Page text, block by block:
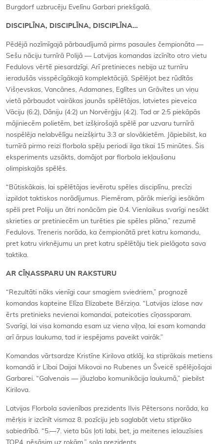
Burgdorf uzbrucēju Evelīnu Garbari priekšgalā.
DISCIPLĪNA, DISCIPLĪNA, DISCIPLĪNA…
Pēdējā nozīmīgajā pārbaudījumā pirms pasaules čempionāta —
Sešu nāciju turnīrā Polijā — Latvijas komandas izcīnīto otro vietu
Fedulovs vērtē piesardzīgi. Arī pretinieces nebija uz turnīru
ieradušās visspēcīgākajā komplektācijā. Spēlējot bez rūdītās
Višņevskas, Vancānes, Adamanes, Eglītes un Grāvītes un viņu
vietā pārbaudot vairākas jaunās spēlētājas, latvietes pieveica
Vāciju (6:2), Dāniju (4:2) un Norvērģiju (4:2). Tad ar 2:5 piekāpās
mājiniecēm polietēm, bet izšķirošajā spēlē par uzvaru turnīrā
nospēlēja nelabvēlīgu neizšķirtu 3:3 ar slovākietēm. Jāpiebilst, ka
turnīrā pirmo reizi florbola spēļu periodi ilga tikai 15 minūtes. Šis
eksperiments uzsākts, domājot par florbola iekļaušanu
olimpiskajās spēlēs.
“Būtiskākais, lai spēlētājas ievērotu spēles disciplīnu, precīzi
izpildot taktiskos norādījumus. Piemēram, pārāk mierīgi iesākām
spēli pret Poliju un ātri nonācām pie 0:4. Vienlaikus svarīgi nesākt
skrieties ar pretiniecēm un turēties pie spēles plāna,” rezumē
Fedulovs. Treneris norāda, ka čempionātā pret katru komandu,
pret katru virknējumu un pret katru spēlētāju tiek pielāgota sava
taktika.
AR CĪŅASSPARU UN RAKSTURU
“Rezultāti nāks vienīgi caur smagiem sviedriem,” prognozē
komandas kapteine Elīza Elizabete Bērziņa. “Latvijas izlase nav
ērts pretinieks nevienai komandai, pateicoties cīņassparam.
Svarīgi, lai visa komanda esam uz viena viļņa, lai esam komanda
arī ārpus laukuma, tad ir iespējams paveikt vairāk.”
Komandas vārtsardze Kristīne Kirilova atklāj, ka stiprākais metiens
komandā ir Lībai Daijai Mikovai no Rubenes un Šveicē spēlējošajai
Garbarei. “Galvenais — jāuzlabo komunikācija laukumā,” piebilst
Kirilova.
Latvijas Florbola savienības prezidents Ilvis Pētersons norāda, ka
mērķis ir izcīnīt vismaz 8. pozīciju jeb saglabāt vietu stiprāko
sabiedrībā. “5.—7. vieta būs ļoti labi, bet, ja meitenes ielauzīsies
TOP4, nēsāsim uz rokām,” sola prezidents.